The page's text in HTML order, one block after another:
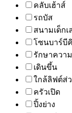
คลับเฮ้าส์
รถบัส
สนามเด็กเ
โซนบาร์บี
รักษาควา
เดินขึ้น
ใกล้ลิฟต์ส่
ครัวเปิด
ปิ้งย่าง